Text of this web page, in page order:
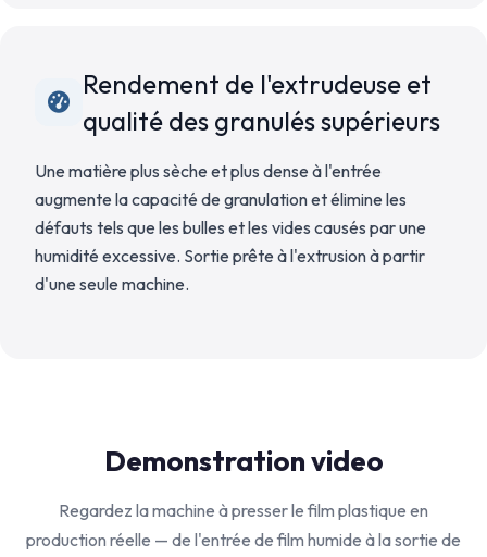
Rendement de l'extrudeuse et
qualité des granulés supérieurs
Une matière plus sèche et plus dense à l'entrée
augmente la capacité de granulation et élimine les
défauts tels que les bulles et les vides causés par une
humidité excessive. Sortie prête à l'extrusion à partir
d'une seule machine.
Demonstration video
Regardez la machine à presser le film plastique en
production réelle — de l'entrée de film humide à la sortie de